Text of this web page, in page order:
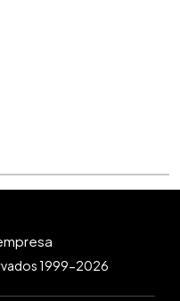
1999-2026